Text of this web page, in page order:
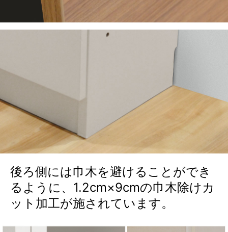
後ろ側には巾木を避けることができ
るように、1.2cm×9cmの巾木除けカ
ット加工が施されています。